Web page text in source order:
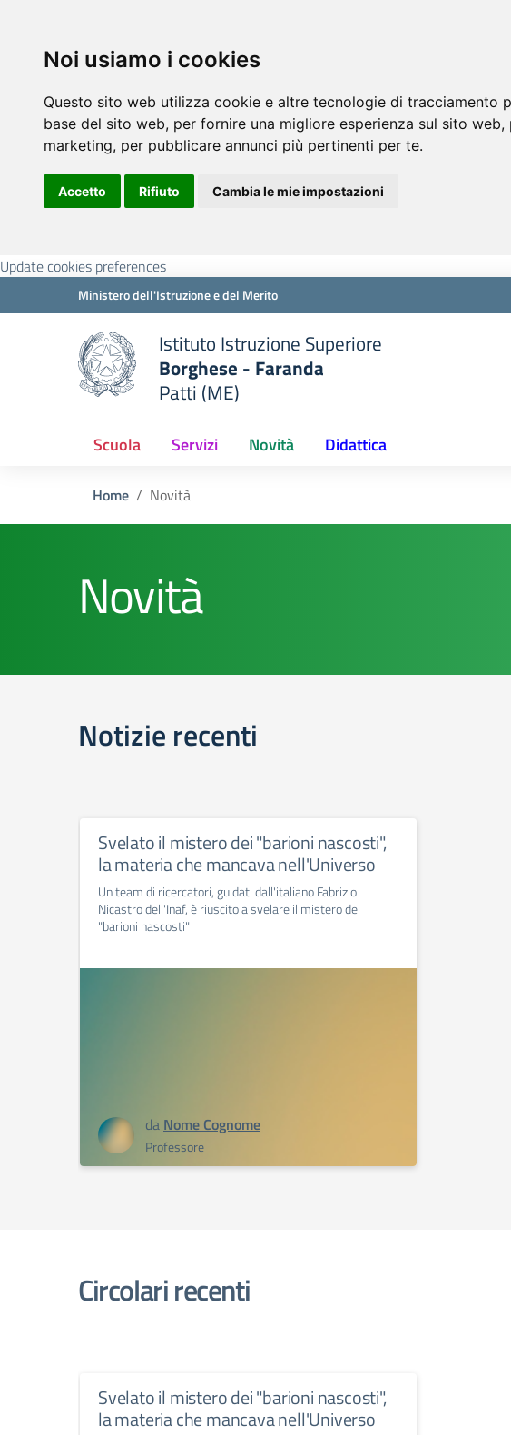
Noi usiamo i cookies
Questo sito web utilizza cookie e altre tecnologie di tracciamento
base del sito web, per fornire una migliore esperienza sul sito web,
marketing, per pubblicare annunci più pertinenti per te.
Accetto Rifiuto Cambia le mie impostazioni
Update cookies preferences
Ministero dell'Istruzione e del Merito
Istituto Istruzione Superiore
Borghese - Faranda
Patti (ME)
Scuola Servizi Novità Didattica
Home Novità
Novità
Notizie recenti
Svelato il mistero dei "barioni nascosti",
la materia che mancava nell'Universo
Un team di ricercatori, guidati dall'italiano Fabrizio
Nicastro dell'Inaf, è riuscito a svelare il mistero dei
"barioni nascosti"
da Nome Cognome
Professore
Circolari recenti
Svelato il mistero dei "barioni nascosti",
la materia che mancava nell'Universo